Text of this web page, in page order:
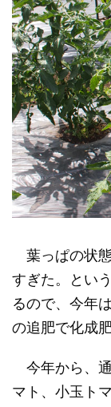
葉っぱの状
すぎた。とい
るので、今年
の追肥で化成
今年から、
マト、小玉ト